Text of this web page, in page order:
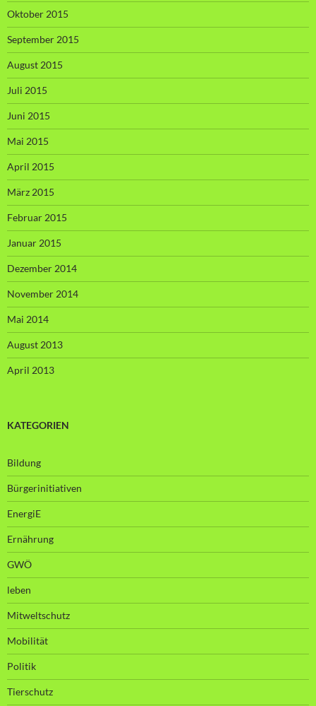
Oktober 2015
September 2015
August 2015
Juli 2015
Juni 2015
Mai 2015
April 2015
März 2015
Februar 2015
Januar 2015
Dezember 2014
November 2014
Mai 2014
August 2013
April 2013
KATEGORIEN
Bildung
Bürgerinitiativen
EnergiE
Ernährung
GWÖ
leben
Mitweltschutz
Mobilität
Politik
Tierschutz